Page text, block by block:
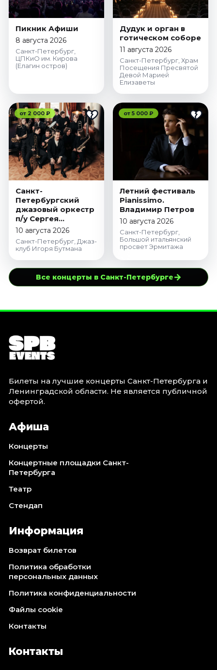
Пикник Афиши
8 августа 2026
Санкт-Петербург,
ЦПКиО им. Кирова
(Елагин остров)
Дудук и орган в
готическом соборе
11 августа 2026
Санкт-Петербург, Храм
Посещения Пресвятой
Девой Марией
Елизаветы
от 2 000 ₽
Санкт-
Петербургский
джазовый оркестр
п/у Сергея
Богданова
10 августа 2026
Санкт-Петербург, Джаз-
клуб Игоря Бутмана
от 5 000 ₽
Летний фестиваль
Pianissimo.
Владимир Петров
10 августа 2026
Санкт-Петербург,
Большой итальянский
просвет Эрмитажа
Все концерты в Санкт-Петербурге→
Билеты на лучшие концерты Санкт-Петербурга и
Ленинградской области. Не является публичной
офертой.
Афиша
Концерты
Концертные площадки Санкт-
Петербурга
Театр
Стендап
Информация
Возврат билетов
Политика обработки
персональных данных
Политика конфиденциальности
Файлы cookie
Контакты
Контакты